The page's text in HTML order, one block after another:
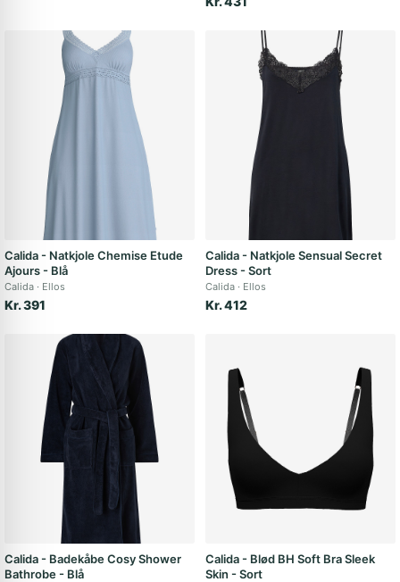
Calida - Natkjole Chemise Etude
Ajours - Blå
Calida Ellos
Kr. 391
Calida - Natkjole Sensual Secret
Dress - Sort
Calida Ellos
Kr. 412
Calida - Badekåbe Cosy Shower
Bathrobe - Blå
Calida - Blød BH Soft Bra Sleek
Skin - Sort